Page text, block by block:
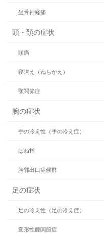
坐骨神経痛
頭・頚の症状
頭痛
寝違え（ねちがえ）
顎関節症
腕の症状
手の冷え性（手の冷え症）
ばね指
胸郭出口症候群
足の症状
足の冷え性（足の冷え症）
変形性膝関節症